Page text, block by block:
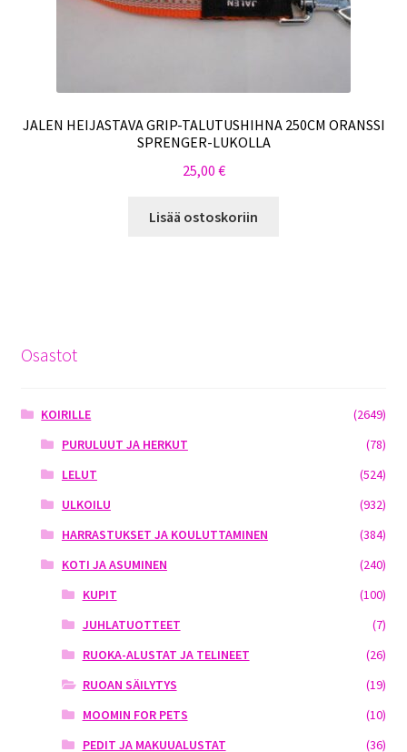
JALEN HEIJASTAVA GRIP-TALUTUSHIHNA 250CM ORANSSI
SPRENGER-LUKOLLA
25,00 €
Lisää ostoskoriin
Osastot
KOIRILLE
(2649)
PURULUUT JA HERKUT
(78)
LELUT
(524)
ULKOILU
(932)
HARRASTUKSET JA KOULUTTAMINEN
(384)
KOTI JA ASUMINEN
(240)
KUPIT
(100)
JUHLATUOTTEET
(7)
RUOKA-ALUSTAT JA TELINEET
(26)
RUOAN SÄILYTYS
(19)
MOOMIN FOR PETS
(10)
PEDIT JA MAKUUALUSTAT
(36)